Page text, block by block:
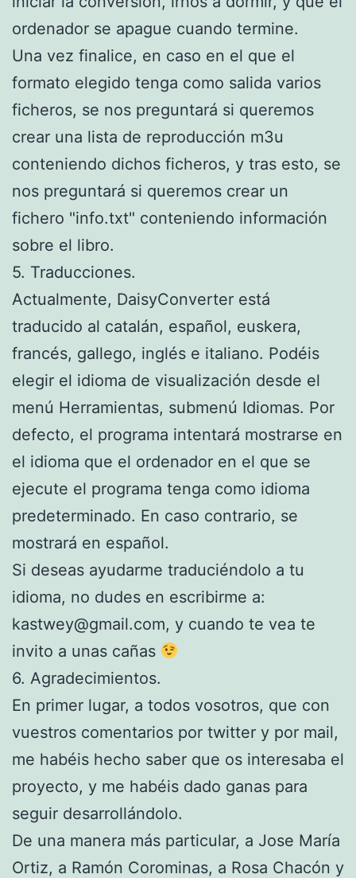
ordenador se apague cuando termine.
Una vez finalice, en caso en el que el
formato elegido tenga como salida varios
ficheros, se nos preguntará si queremos
crear una lista de reproducción m3u
conteniendo dichos ficheros, y tras esto, se
nos preguntará si queremos crear un
fichero "info.txt" conteniendo información
sobre el libro.
5. Traducciones.
Actualmente, DaisyConverter está
traducido al catalán, español, euskera,
francés, gallego, inglés e italiano. Podéis
elegir el idioma de visualización desde el
menú Herramientas, submenú Idiomas. Por
defecto, el programa intentará mostrarse en
el idioma que el ordenador en el que se
ejecute el programa tenga como idioma
predeterminado. En caso contrario, se
mostrará en español.
Si deseas ayudarme traduciéndolo a tu
idioma, no dudes en escribirme a:
kastwey@gmail.com, y cuando te vea te
invito a unas cañas
6. Agradecimientos.
En primer lugar, a todos vosotros, que con
vuestros comentarios por twitter y por mail,
me habéis hecho saber que os interesaba el
proyecto, y me habéis dado ganas para
seguir desarrollándolo.
De una manera más particular, a Jose María
Ortiz, a Ramón Corominas, a Rosa Chacón y